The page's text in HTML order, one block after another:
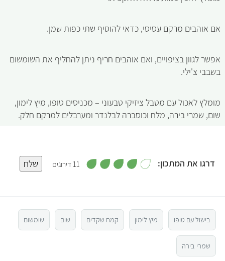
אם אוהבים מרקם עסיסי, כדאי להוסיף שתי כפות שמן.
אפשר לגוון בציפויים, ואם אוהבים חריף ניתן להחליף את השומשום
בשבבי צ'ילי.
מומלץ לאכול עם מטבל ציזיקי טבעוני – מכניסים טופו, מיץ לימון,
שום, שמרי בירה, מלח וכוסברה לבלנדר ומערבלים למרקם חלק.
דרגו את המתכון:
3
2
11 דירוגים 4
ך
שלח
בישול עם טופו מיץ לימון קמח שקדים שום שומשום
שמרי בירה